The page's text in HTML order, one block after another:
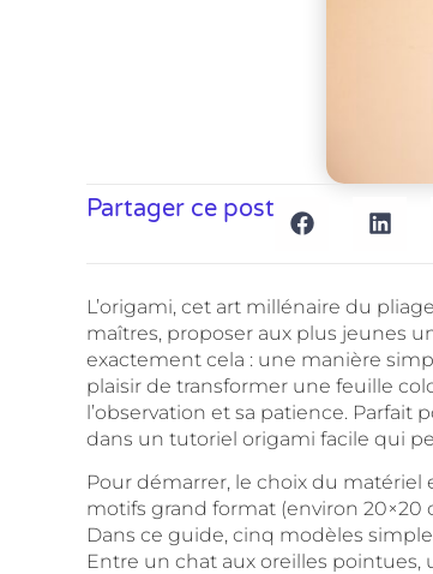
Partager ce post
L’origami, cet art millénaire du
maîtres, proposer aux plus jeunes
exactement cela : une manière
plaisir de transformer une feuille
l’observation et sa patience. Parfait
dans un tutoriel origami facile qui
Pour démarrer, le choix du matériel
motifs grand format (environ 20×20
Dans ce guide, cinq modèles
Entre un chat aux oreilles